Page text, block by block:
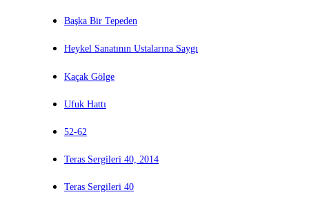
Başka Bir Tepeden
Heykel Sanatının Ustalarına Saygı
Kaçak Gölge
Ufuk Hattı
52-62
Teras Sergileri 40, 2014
Teras Sergileri 40